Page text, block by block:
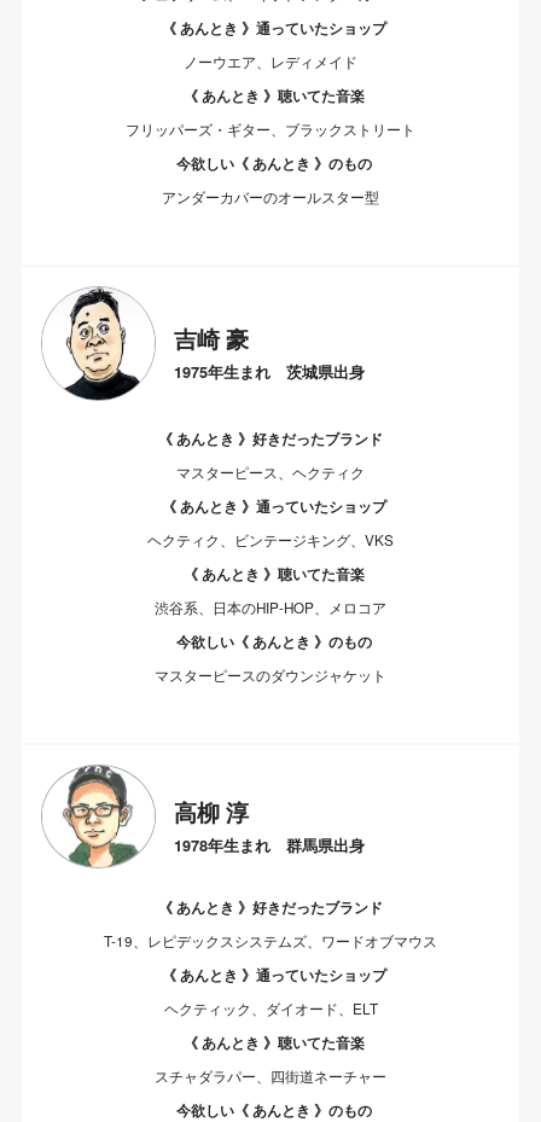
《 あんとき 》通っていたショップ
ノーウエア、レディメイド
《 あんとき 》聴いてた音楽
フリッパーズ・ギター、ブラックストリート
今欲しい《 あんとき 》のもの
アンダーカバーのオールスター型
吉崎 豪
1975年生まれ 茨城県出身
《 あんとき 》好きだったブランド
マスターピース、ヘクティク
《 あんとき 》通っていたショップ
ヘクティク、ビンテージキング、VKS
《 あんとき 》聴いてた音楽
渋谷系、日本のHIP-HOP、メロコア
今欲しい《 あんとき 》のもの
マスターピースのダウンジャケット
高柳 淳
1978年生まれ 群馬県出身
《 あんとき 》好きだったブランド
T-19、レピデックスシステムズ、ワードオブマウス
《 あんとき 》通っていたショップ
ヘクティック、ダイオード、ELT
《 あんとき 》聴いてた音楽
スチャダラパー、四街道ネーチャー
今欲しい《 あんとき 》のもの